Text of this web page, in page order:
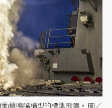
機噴嘴構型的標準飛彈。 圖／